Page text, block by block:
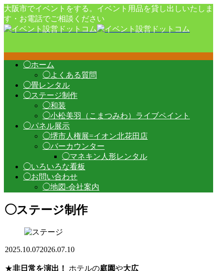
大阪市でイベントをする。イベント用品を貸し出しいたしま
す・お電話でご相談ください
◯ホーム
◯よくある質問
◯畳レンタル
◯ステージ制作
◯和装
◯小松美羽（こまつみわ）ライブペイント
◯パネル展示
◯堺市人権展=イオン北花田店
◯バーカウンター
◯マネキン人形レンタル
◯いろいろな看板
◯お問い合わせ
◯地図-会社案内
◯ステージ制作
2025.10.072026.07.10
★非日常を演出！ ホテルの庭園や大広